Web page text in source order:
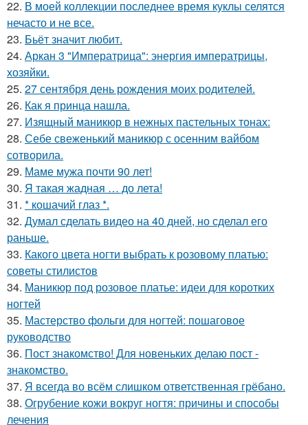
22. В моей коллекции последнее время куклы селятся
нечасто и не все.
23. Бьёт значит любит.
24. Аркан 3 "Императрица": энергия императрицы,
хозяйки.
25. 27 сентября день рождения моих родителей.
26. Как я принца нашла.
27. Изящный маникюр в нежных пастельных тонах:
28. Себе свеженький маникюр с осенним вайбом
сотворила.
29. Маме мужа почти 90 лет!
30. Я такая жадная … до лета!
31. * кошачий глаз *.
32. Думал сделать видео на 40 дней, но сделал его
раньше.
33. Какого цвета ногти выбрать к розовому платью:
советы стилистов
34. Маникюр под розовое платье: идеи для коротких
ногтей
35. Мастерство фольги для ногтей: пошаговое
руководство
36. Пост знакомство! Для новеньких делаю пост -
знакомство.
37. Я всегда во всём слишком ответственная грёбано.
38. Огрубение кожи вокруг ногтя: причины и способы
лечения